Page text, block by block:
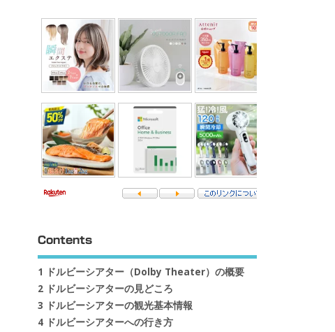
Contents
1
ドルビーシアター（Dolby Theater）の概要
2 ドルビーシアターの見どころ
3 ドルビーシアターの観光基本情報
4 ドルビーシアターへの行き方